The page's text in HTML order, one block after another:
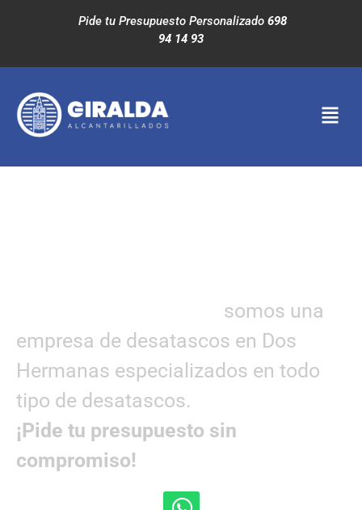
Pide tu Presupuesto Personalizado 698
94 14 93
somos una
empresa de desatascos en Dos
Hermanas especializados en todo
tipo de desatascos.
¡Pide tu presupuesto sin
compromiso!